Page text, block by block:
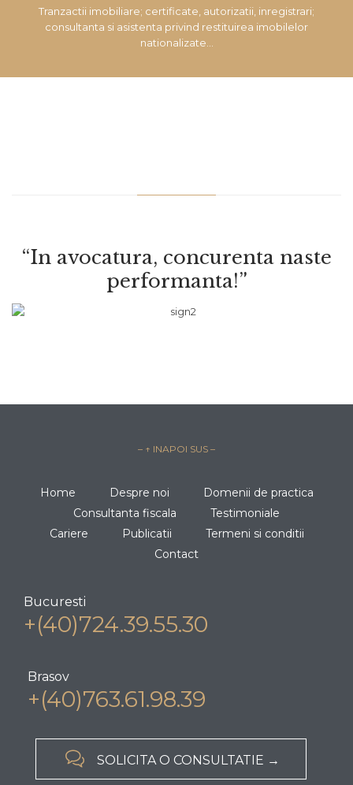
Tranzactii imobiliare; certificate, autorizatii, inregistrari;
consultanta si asistenta privind restituirea imobilelor
nationalizate…
“In avocatura, concurenta naste
performanta!”
– ↑ INAPOI SUS –
Home Despre noi
Domenii de practica
Consultanta fiscala
Testimoniale
Cariere
Publicatii
Termeni si conditii
Contact
Bucuresti
+(40)724.39.55.30
Brasov
+(40)763.61.98.39
 SOLICITA O CONSULTATIE →